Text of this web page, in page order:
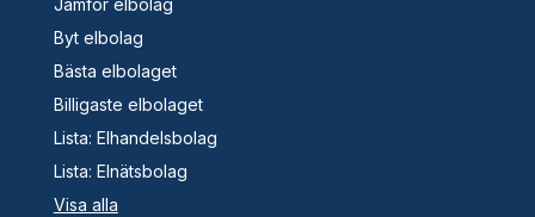
Byt elbolag
Bästa elbolaget
Billigaste elbolaget
Lista: Elhandelsbolag
Lista: Elnätsbolag
Visa alla